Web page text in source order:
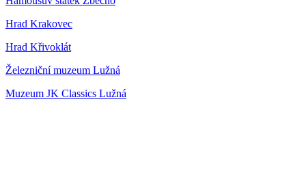
Hrad Krakovec
Hrad Křivoklát
Železniční muzeum Lužná
Muzeum JK Classics Lužná